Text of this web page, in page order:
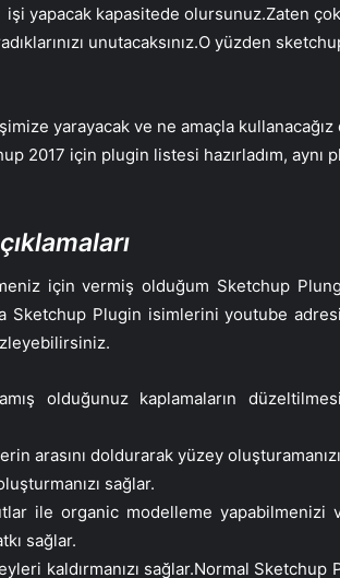
yapacak kapasitede olursunuz.Zaten
unutacaksınız.O yüzden
yarayacak ve ne amaçla
2017 için plugin listesi hazırladım, aynı
için vermiş olduğum Sketchup
Sketchup Plugin isimlerini youtube
olduğunuz kaplamaların
arasını doldurarak yüzey
sağlar.
ile organic modelleme yapabilmenizi
sağlar.
kaldırmanızı sağlar.Normal